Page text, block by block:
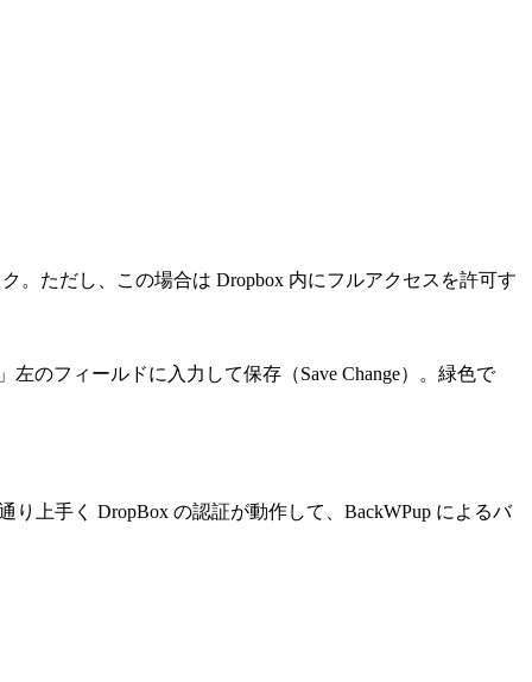
。ただし、この場合は Dropbox 内にフルアクセスを許可す
のフィールドに入力して保存（Save Change）。緑色で
上手く DropBox の認証が動作して、BackWPup によるバ